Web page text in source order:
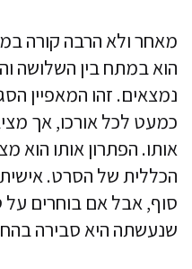
מאחר ולא הרבה קורה
הוא במתח בין השלושה
נמצאים. זהו המאפיין
כמעט לכל אורכו, אך
אותו. הפתרון אותו הוא
הכללית של הסרט.
סוף, אבל אם בוחרים
שנעשתה היא סבירה